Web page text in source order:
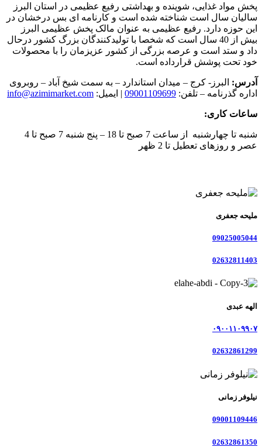
پخش مواد غذایی، شوینده و بهداشتی رفیع عظیمی در استان البرز
سالیان سال است شناخته شده است و کارنامه ای بس درخشان در
این حوزه دارد. رفیع عظیمی به عنوان مالک پخش عظیمی البرز
بیش از 40 سال است که شخصا با تولیدکنندگان بزرگ کشور درحال
داد و ستد است و عرصه بزرگی از کشور عزیزمان را با محصولات
خود تحت پوشش قرارداده است.
آدرس: البرز- کرج – میدان استاندارد – به سمت شیخ آباد – روبروی
اداره گذرنامه – تلفن: 09001109699 | ایمیل: info@azimimarket.com
ساعات کاری:
شنبه تا چهارشنبه از ساعت 7 صبح تا 18 – پنج شنبه 7 صبح تا 4
عصر و روزهای تعطیل تا 2 ظهر
ملیحه جعفری
09025005044
02632811403
الهه عبدی
۰۹۰۰۱۱۰۹۹۰۷
02632861299
نیلوفر زمانی
09001109446
02632861350